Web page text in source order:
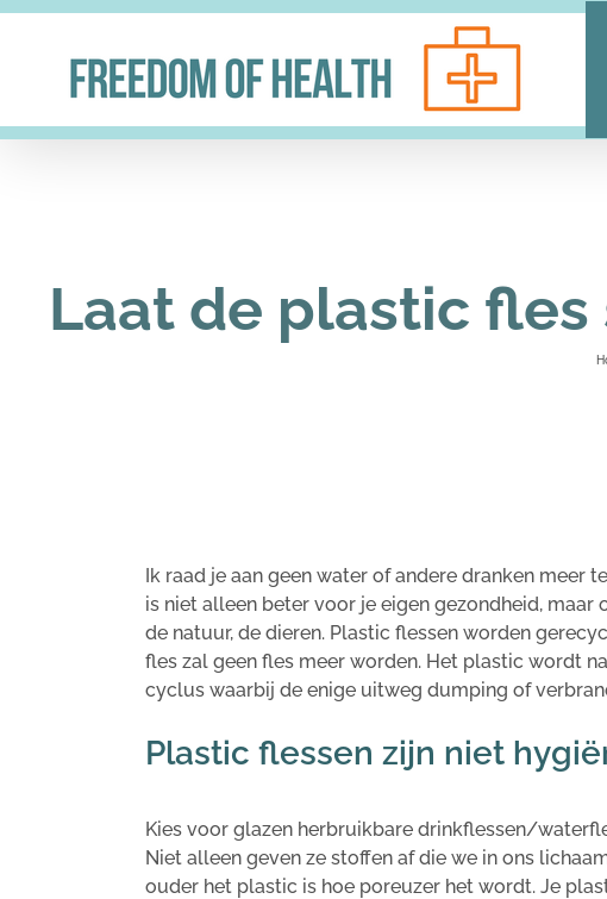
Ga
Laat de plastic
Ik raad je aan geen water of andere dranken meer
is niet alleen beter voor je eigen gezondheid, maar
de natuur, de dieren. Plastic flessen worden
fles zal geen fles meer worden. Het plastic wordt
cyclus waarbij de enige uitweg dumping of
Plastic flessen zijn niet
Kies voor glazen herbruikbare drinkflessen/
Niet alleen geven ze stoffen af die we in ons
ouder het plastic is hoe poreuzer het wordt. Je